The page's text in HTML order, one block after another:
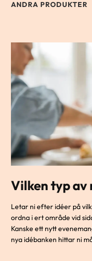
ANDRA PRODUKTER
Vilken typ av
Letar ni efter idéer på
ordna i ert område vid
Kanske ett nytt
nya idébanken hittar ni